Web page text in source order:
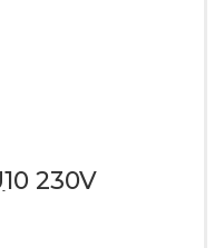
230V
to Warm